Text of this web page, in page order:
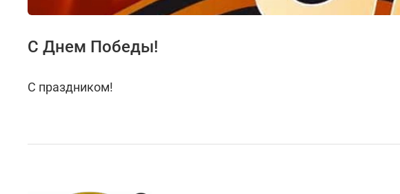
С Днем Победы!
С праздником!